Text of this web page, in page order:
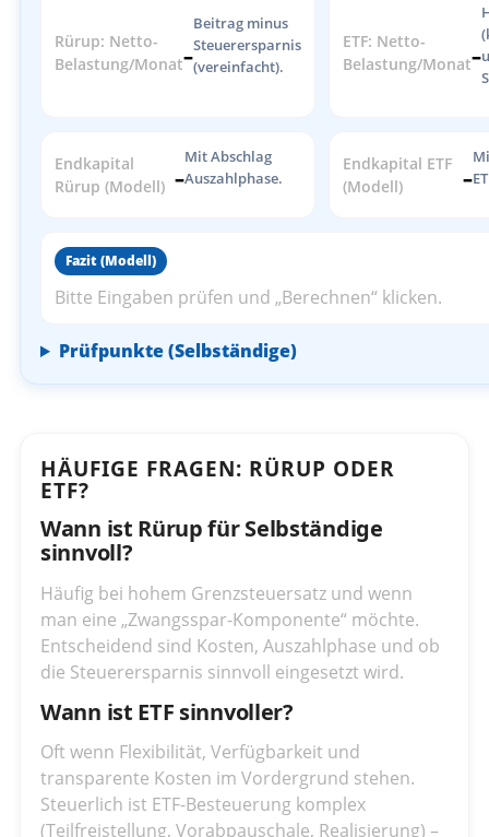
Rürup: Netto-
Belastung/Monat–
Beitrag minus
Steuerersparnis
(vereinfacht).
ETF: Netto-
Belastung/Monat–
Endkapital
Rürup (Modell) –
Mit Abschlag
Auszahlphase.
Endkapital ETF
(Modell)
–
Fazit (Modell)
Bitte Eingaben prüfen und „Berechnen“ klicken.
Prüfpunkte (Selbständige)
HÄUFIGE FRAGEN: RÜRUP ODER
ETF?
Wann ist Rürup für Selbständige
sinnvoll?
Häufig bei hohem Grenzsteuersatz und wenn
man eine „Zwangsspar-Komponente“ möchte.
Entscheidend sind Kosten, Auszahlphase und ob
die Steuerersparnis sinnvoll eingesetzt wird.
Wann ist ETF sinnvoller?
Oft wenn Flexibilität, Verfügbarkeit und
transparente Kosten im Vordergrund stehen.
Steuerlich ist ETF-Besteuerung komplex
(Teilfreistellung, Vorabpauschale, Realisierung) –